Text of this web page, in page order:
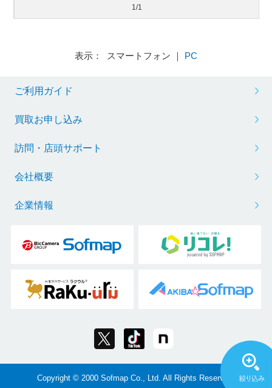
1/1
表示： スマートフォン ｜ PC
ご利用ガイド
買取お申し込み
訪問・店頭サポート
会社概要
企業情報
Copyright © 2000 Sofmap Co., Ltd. All Rights Reserved.